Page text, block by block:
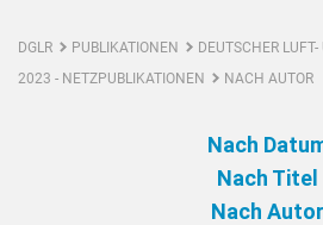
DGLR PUBLIKATIONEN
DEUTSCHER
2023 - NETZPUBLIKATIONEN
NACH AUTOR
Nach
Nach Titel
Nach Autor